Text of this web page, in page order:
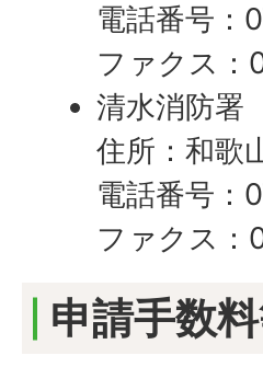
電話番号：
ファクス：
清水消防署
住所：和歌
電話番号：
ファクス：
申請手数